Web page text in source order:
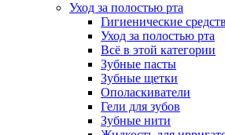
Уход за полостью рта
Гигиенические
Уход за полостью рта
Всё в этой категории
Зубные пасты
Зубные щетки
Ополаскиватели
Гели для зубов
Зубные нити